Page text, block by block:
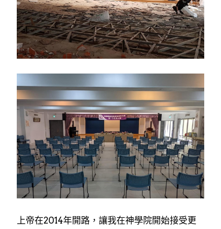
上帝在2014年開路，讓我在神學院開始接受更